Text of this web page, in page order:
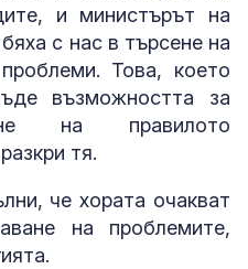
и министърът на
с нас в търсене на
Това, което
възможността за
на правилото
тя.
че хората очакват
на проблемите,